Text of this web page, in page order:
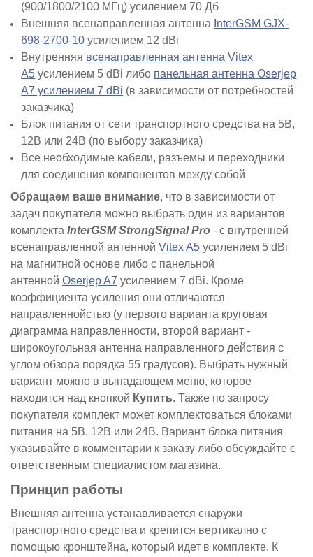
(900/1800/2100 МГц) усилением 70 Дб
Внешняя всенаправленная антенна InterGSM GJX-
698-2700-10 усилением 12 dBi
Внутренняя всенаправленная антенна Vitex
A5 усилением 5 dBi либо панельная антенна Oserjep
A7 усилением 7 dBi (в зависимости от потребностей
заказчика)
Блок питания от сети транспортного средства на 5В,
12В или 24В (по выбору заказчика)
Все необходимые кабели, разъемы и переходники
для соединения компонентов между собой
Обращаем ваше внимание, что в зависимости от
задач покупателя можно выбрать один из вариантов
комплекта InterGSM StrongSignal Pro - с внутренней
всенаправленной антенной Vitex A5 усилением 5 dBi
на магнитной основе либо с панельной
антенной Oserjep A7 усилением 7 dBi. Кроме
коэффициента усиления они отличаются
направленнойстью (у первого варианта круговая
диаграмма направленности, второй вариант -
широкоугольная антенна направленного действия с
углом обзора порядка 55 градусов). Выбрать нужный
вариант можно в выпадающем меню, которое
находится над кнопкой Купить. Также по запросу
покупателя комплект может комплектоваться блоками
питания на 5В, 12В или 24В. Вариант блока питания
указывайте в комментарии к заказу либо обсуждайте с
ответственным специалистом магазина.
Принцип работы
Внешняя антенна устанавливается снаружи
транспортного средства и крепится вертикално с
помощью кронштейна, который идет в комплекте. К